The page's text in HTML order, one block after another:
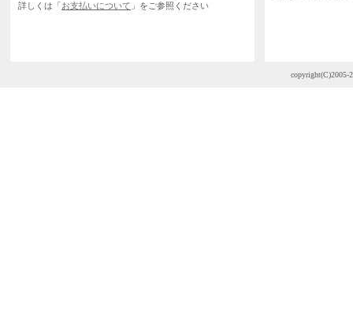
詳しくは「 お支払いについて 」をご参照ください
copyright(C)2005-